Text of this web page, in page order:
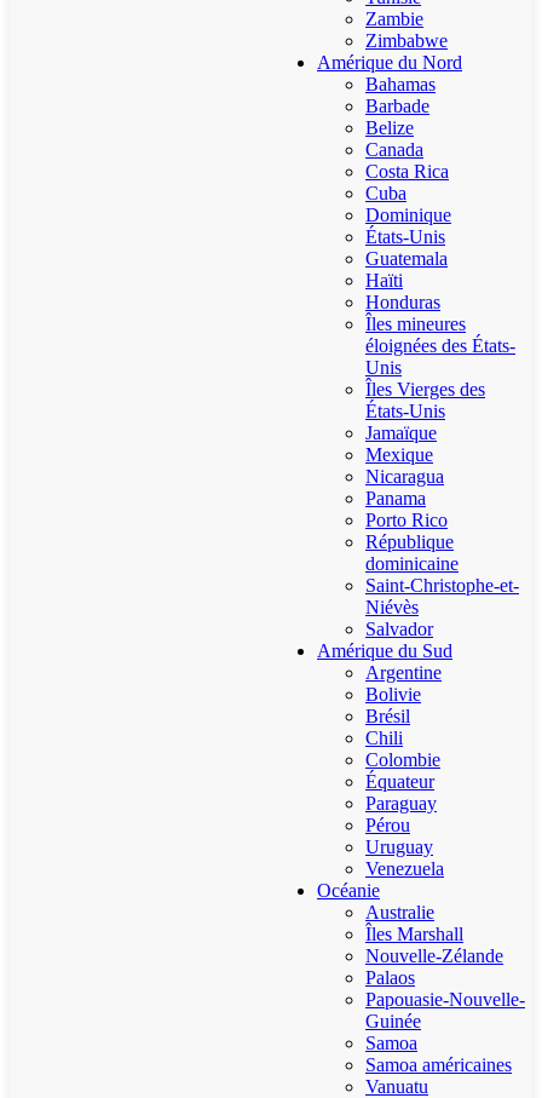
Zambie
Zimbabwe
Amérique du Nord
Bahamas
Barbade
Belize
Canada
Costa Rica
Cuba
Dominique
États-Unis
Guatemala
Haïti
Honduras
Îles mineures
éloignées des États-
Unis
Îles Vierges des
États-Unis
Jamaïque
Mexique
Nicaragua
Panama
Porto Rico
République
dominicaine
Saint-Christophe-et-
Niévès
Salvador
Amérique du Sud
Argentine
Bolivie
Brésil
Chili
Colombie
Équateur
Paraguay
Pérou
Uruguay
Venezuela
Océanie
Australie
Îles Marshall
Nouvelle-Zélande
Palaos
Papouasie-Nouvelle-
Guinée
Samoa
Samoa américaines
Vanuatu